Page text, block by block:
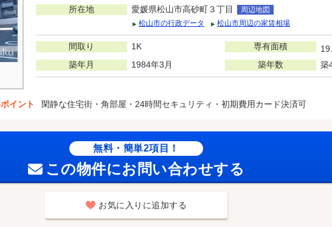
所在地 愛媛県松山市高砂町３丁目
周辺地図
松山市の行政データ
松山市周辺の家賃相場
間取り 1K 専有面積
築年月 1984年3月 築年数 築
イント 閑静な住宅街・角部屋・24時間セキュリティ・初期費用カード決済可
無料・簡単2項目！
この物件にお問い合わせする
お気に入りに追加する